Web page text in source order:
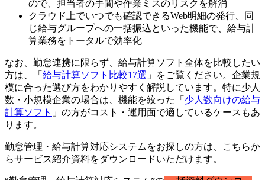
ので、担当者の手間や作業ミスのリスクを解消
クラウド上でいつでも確認できるWeb明細の発行、同
じ給与グループへの一括振込といった機能で、給与計
算業務をトータルで効率化
なお、勤怠連携に限らず、給与計算ソフト全体を比較したい
方は、「 給与計算ソフト比較17選 」をご覧ください。企業規
模に合った選び方をわかりやすく解説しています。特に少人
数・小規模企業の場合は、機能を絞った「 少人数向けの給与
計算ソフト 」の方がコスト・運用面で適しているケースもあ
ります。
勤怠管理・給与計算対応システムをお探しの方は、こちらか
らサービス紹介資料をダウンロードいただけます。